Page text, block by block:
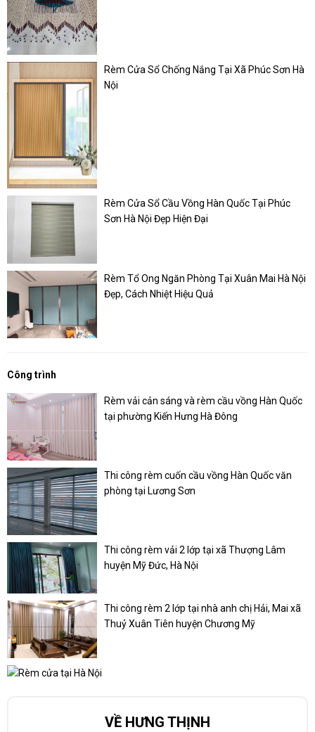
Rèm Cửa Sổ Chống Nắng Tại Xã Phúc Sơn Hà
Nội
Rèm Cửa Sổ Cầu Vồng Hàn Quốc Tại Phúc
Sơn Hà Nội Đẹp Hiện Đại
Rèm Tổ Ong Ngăn Phòng Tại Xuân Mai Hà Nội
Đẹp, Cách Nhiệt Hiệu Quả
Công trình
Rèm vải cản sáng và rèm cầu vồng Hàn Quốc
tại phường Kiến Hưng Hà Đông
Thi công rèm cuốn cầu vồng Hàn Quốc văn
phòng tại Lương Sơn
Thi công rèm vải 2 lớp tại xã Thượng Lâm
huyện Mỹ Đức, Hà Nội
Thi công rèm 2 lớp tại nhà anh chị Hải, Mai xã
Thuỷ Xuân Tiên huyện Chương Mỹ
VỀ HƯNG THỊNH